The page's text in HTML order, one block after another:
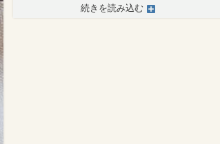
続きを読み込む